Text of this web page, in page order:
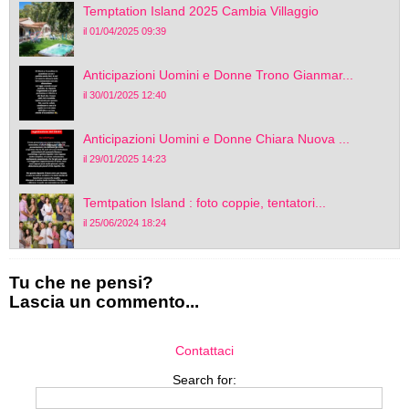
Temptation Island 2025 Cambia Villaggio
il 01/04/2025 09:39
Anticipazioni Uomini e Donne Trono Gianmar...
il 30/01/2025 12:40
Anticipazioni Uomini e Donne Chiara Nuova ...
il 29/01/2025 14:23
Temtpation Island : foto coppie, tentatori...
il 25/06/2024 18:24
Tu che ne pensi?
Lascia un commento...
Contattaci
Search for: